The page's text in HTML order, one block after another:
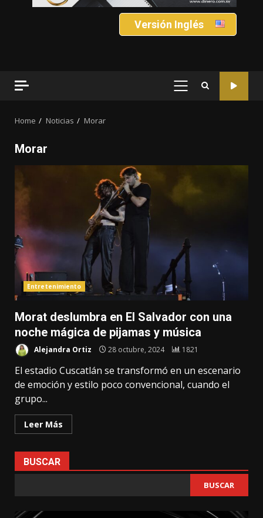
Versión Inglés
PRIMARY
Home Noticias Morar
Morar
Entretenimiento
Morat deslumbra en El Salvador con una
noche mágica de pijamas y música
Alejandra Ortiz 28 octubre, 2024 1821
El estadio Cuscatlán se transformó en un escenario
de emoción y estilo poco convencional, cuando el
grupo...
Leer Más
BUSCAR
BUSCAR